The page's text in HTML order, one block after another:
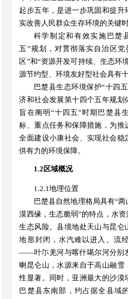
起步五年，是进一步巩固和提升
实改善人民群众生存环境的关键时
科学制定和有效实施 巴楚
五”规划，对贯彻落实自治区党
区”和“资源开发可持续、生态环
源节约型、环境友好型社会具有
巴楚县生态环境保护“十四五
济和社会发展第十四个五年规划
旨在阐明“十四五” 时期 巴楚县
标、重点任务和保障措施，为推
全面建设小康社会、实现社会稳
供有力的环境保障。
1.2区域概况
1.2.1地理位置
巴楚县自然地理格局具有“两
漠西缘，生态脆弱”的特点，水
生态风险。县境地处天山与昆仑
地形封闭，水汽难以进入。流
——叶尓羌河与喀什噶尔河分别
喇昆仑山，水源来自于高山融雪
性显著。同时，亚洲最大的沙漠
巴楚县东南部，约占据全县域